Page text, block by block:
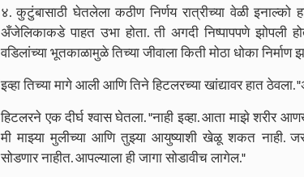
४. कुटुंबासाठी घेतलेला कठीण निर्णय रात्रीच्या वेळी
अँजेलिकाकडे पाहत उभा होता. ती अगदी निष्पापपणे झोपली
वडिलांच्या भूतकाळामुळे तिच्या जीवाला किती मोठा धोका निर्माण
इव्हा तिच्या मागे आली आणि तिने हिटलरच्या खांद्यावर हात
हिटलरने एक दीर्घ श्वास घेतला. "नाही इव्हा. आता माझे शरीर
मी माझ्या मुलीच्या आणि तुझ्या आयुष्याशी खेळू शकत नाही. जर
सोडणार नाहीत. आपल्याला ही जागा सोडावीच लागेल."